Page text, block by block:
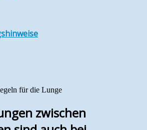
für die Lunge
zwischen